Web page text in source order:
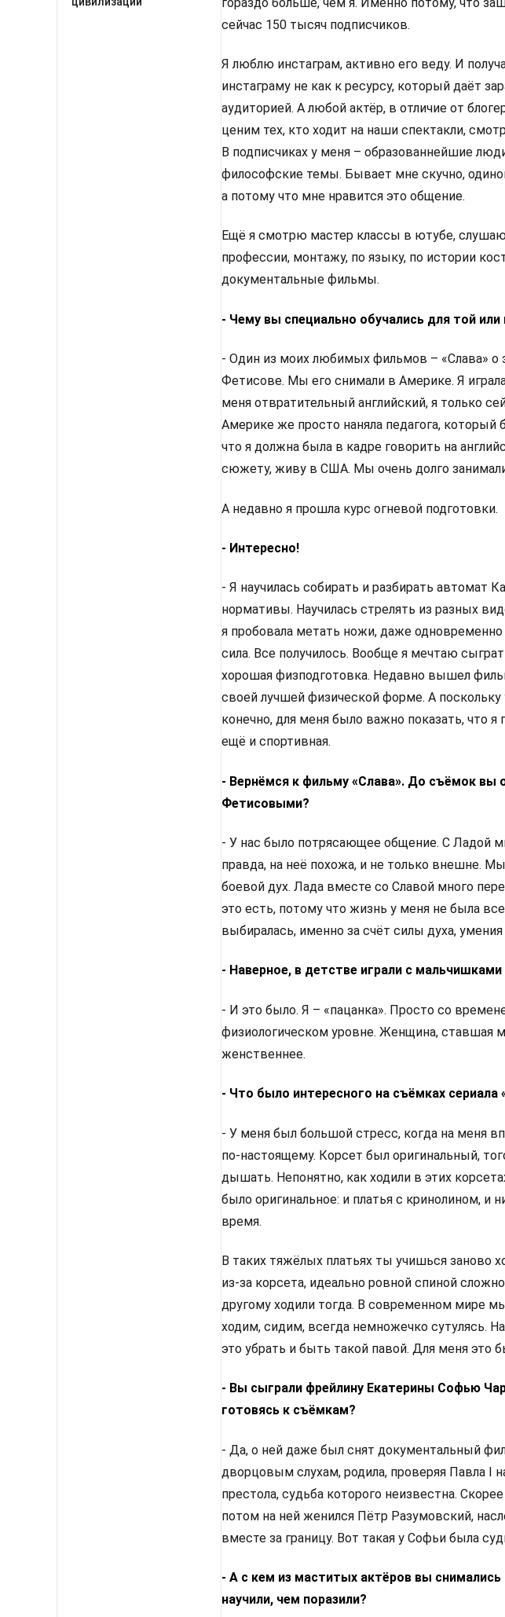
сейчас 150 тысяч подписчиков.
Я люблю инстаграм, активно его веду. И
инстаграму не как к ресурсу, который даёт
аудиторией. А любой актёр, в отличие от
ценим тех, кто ходит на наши спектакли,
В подписчиках у меня – образованнейшие
философские темы. Бывает мне скучно,
а потому что мне нравится это общение.
Ещё я смотрю мастер классы в ютубе,
профессии, монтажу, по языку, по истории
документальные фильмы.
- Чему вы специально обучались для той или
- Один из моих любимых фильмов – «Слава» о
Фетисове. Мы его снимали в Америке. Я
меня отвратительный английский, я только
Америке же просто наняла педагога,
что я должна была в кадре говорить на
сюжету, живу в США. Мы очень долго
А недавно я прошла курс огневой подготовки.
- Интересно!
- Я научилась собирать и разбирать автомат
нормативы. Научилась стрелять из разных
я пробовала метать ножи, даже
сила. Все получилось. Вообще я мечтаю
хорошая физподготовка. Недавно вышел
своей лучшей физической форме. А
конечно, для меня было важно показать, что
ещё и спортивная.
- Вернёмся к фильму «Слава». До съёмок вы
Фетисовыми?
- У нас было потрясающее общение. С Ладой
правда, на неё похожа, и не только внешне.
боевой дух. Лада вместе со Славой много
это есть, потому что жизнь у меня не была
выбиралась, именно за счёт силы духа,
- Наверное, в детстве играли с мальчишками
- И это было. Я – «пацанка». Просто со
физиологическом уровне. Женщина, ставшая
женственнее.
- Что было интересного на съёмках сериала
- У меня был большой стресс, когда на меня
по-настоящему. Корсет был оригинальный,
дышать. Непонятно, как ходили в этих
было оригинальное: и платья с кринолином, и
время.
В таких тяжёлых платьях ты учишься заново
из-за корсета, идеально ровной спиной
другому ходили тогда. В современном мире
ходим, сидим, всегда немножечко сутулясь.
это убрать и быть такой павой. Для меня это
- Вы сыграли фрейлину Екатерины Софью
готовясь к съёмкам?
- Да, о ней даже был снят документальный
дворцовым слухам, родила, проверяя Павла I
престола, судьба которого неизвестна.
потом на ней женился Пётр Разумовский,
вместе за границу. Вот такая у Софьи была
- А с кем из маститых актёров вы снимались
научили, чем поразили?